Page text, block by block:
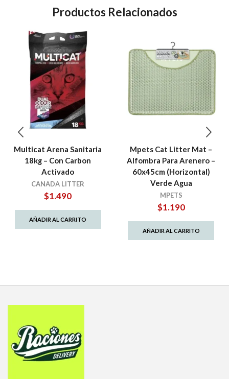
Productos Relacionados
Multicat Arena Sanitaria
18kg – Con Carbon
Activado
CANADA LITTER
$1.490
AÑADIR AL CARRITO
Mpets Cat Litter Mat –
Alfombra Para Arenero –
60x45cm (Horizontal)
Verde Agua
MPETS
$1.190
AÑADIR AL CARRITO